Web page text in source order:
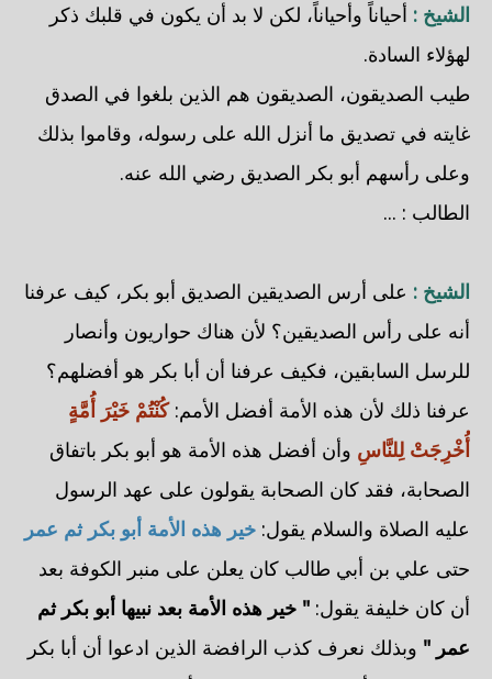
الشيخ : أحياناً وأحياناً، لكن لا بد أن يكون في قلبك ذكر
لهؤلاء السادة.
طيب الصديقون، الصديقون هم الذين بلغوا في الصدق
غايته في تصديق ما أنزل الله على رسوله، وقاموا بذلك
وعلى رأسهم أبو بكر الصديق رضي الله عنه.
الطالب : ...
الشيخ : على أرس الصديقين الصديق أبو بكر، كيف عرفنا
أنه على رأس الصديقين؟ لأن هناك حواريون وأنصار
للرسل السابقين، فكيف عرفنا أن أبا بكر هو أفضلهم؟
عرفنا ذلك لأن هذه الأمة أفضل الأمم:كُنْتُمْ خَيْرَ أُمَّةٍ
أُخْرِجَتْ لِلنَّاسِ وأن أفضل هذه الأمة هو أبو بكر باتفاق
الصحابة، فقد كان الصحابة يقولون على عهد الرسول
عليه الصلاة والسلام يقول: خير هذه الأمة أبو بكر ثم عمر
حتى علي بن أبي طالب كان يعلن على منبر الكوفة بعد
أن كان خليفة يقول: " خير هذه الأمة بعد نبيها أبو بكر ثم
عمر " وبذلك نعرف كذب الرافضة الذين ادعوا أن أبا بكر